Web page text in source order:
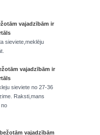
vajadzībām ir
sieviete,meklēju
vajadzībām ir
sieviete no 27-36
Raksti,mans
по
vajadzībām